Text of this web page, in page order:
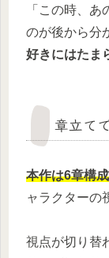
「この時、
のが後から分
好きにはたま
章立て
本作は6章構成
ャラクターの
視点が切り替